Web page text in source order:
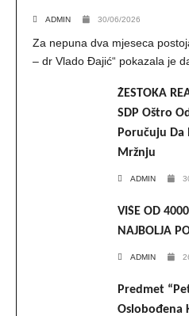
ADMIN 30/06/2026
Za nepuna dva mjeseca
– dr Vlado Đajić“ pokazala je
ŽESTOKA
SDP Oštro
Poručuju Da
Mržnju
ADMIN
VIŠE OD
NAJBOLJA
ADMIN
Predmet
Oslobođena